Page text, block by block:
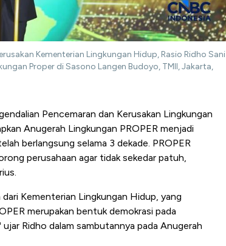
Kementerian Lingkungan Hidup, Rasio Ridho Sani
Proper di Sasono Langen Budoyo, TMII, Jakarta,
Pencemaran dan Kerusakan Lingkungan
Anugerah Lingkungan PROPER menjadi
berlangsung selama 3 dekade. PROPER
perusahaan agar tidak sekedar patuh,
Kementerian Lingkungan Hidup, yang
merupakan bentuk demokrasi pada
Ridho dalam sambutannya pada Anugerah